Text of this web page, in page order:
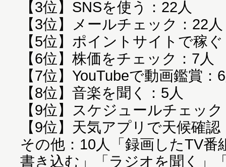
【3位】SNSを使う：22人
【3位】メールチェック：22人
【5位】ポイントサイトで稼
【6位】株価をチェック：7人
【7位】YouTubeで動画鑑賞：
【8位】音楽を聞く：5人
【9位】スケジュールチェッ
【9位】天気アプリで天候確認
その他：10人「録画したTV番
書き込む」「ラジオを聞く」